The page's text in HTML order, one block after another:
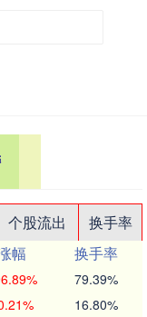
个股流出
换手率
幅
换手率
79.39%
16.80%